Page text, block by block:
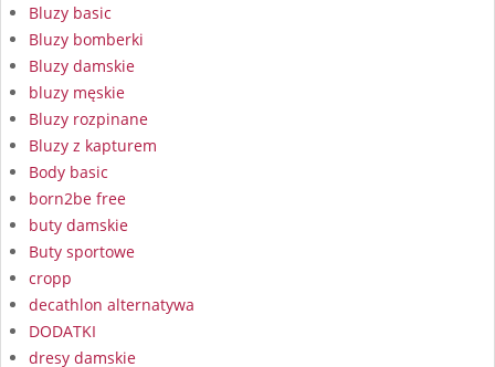
Bluzy basic
Bluzy bomberki
Bluzy damskie
bluzy męskie
Bluzy rozpinane
Bluzy z kapturem
Body basic
born2be free
buty damskie
Buty sportowe
cropp
decathlon alternatywa
DODATKI
dresy damskie